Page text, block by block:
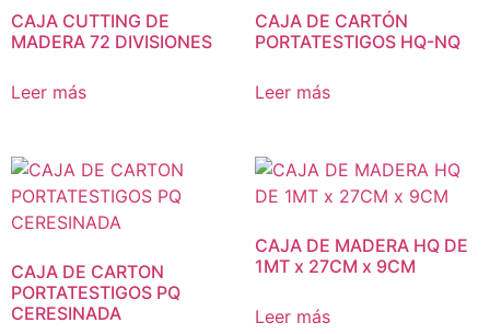
CAJA CUTTING DE
MADERA 72 DIVISIONES
Leer más
CAJA DE CARTÓN
PORTATESTIGOS HQ-NQ
Leer más
CAJA DE CARTON
PORTATESTIGOS PQ
CERESINADA
CAJA DE MADERA HQ DE
1MT x 27CM x 9CM
Leer más